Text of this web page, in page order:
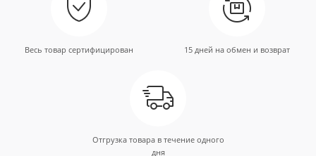
Весь товар сертифицирован 15 дней на обмен и возврат
Отгрузка товара в течение одного
дня